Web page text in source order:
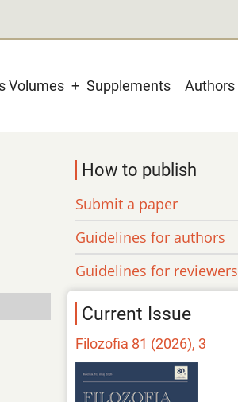
Volumes Supplements Authors
How to publish
Submit a paper
Guidelines for authors
Guidelines for reviewers
Current Issue
Filozofia 81 (2026), 3